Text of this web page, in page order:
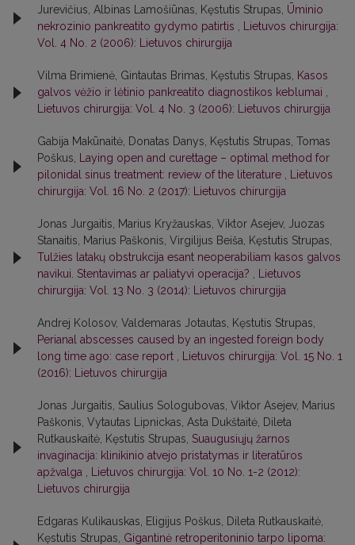
Jurevičius, Albinas Lamošiūnas, Kęstutis Strupas, Ūminio
nekrozinio pankreatito gydymo patirtis
Lietuvos chirurgija:
Vol. 4 No. 2 (2006): Lietuvos chirurgija
Vilma Brimienė, Gintautas Brimas, Kęstutis Strupas,
Kasos
galvos vėžio ir lėtinio pankreatito diagnostikos keblumai
Lietuvos chirurgija: Vol. 4 No. 3 (2006): Lietuvos chirurgija
Gabija Makūnaitė, Donatas Danys, Kęstutis Strupas, Tomas
Poškus,
Laying open and curettage – optimal method for
pilonidal sinus treatment: review of the literature
Lietuvos
chirurgija: Vol. 16 No. 2 (2017): Lietuvos chirurgija
Jonas Jurgaitis, Marius Kryžauskas, Viktor Asejev, Juozas
Stanaitis, Marius Paškonis, Virgilijus Beiša, Kęstutis Strupas,
Tulžies latakų obstrukcija esant neoperabiliam kasos galvos
navikui. Stentavimas ar paliatyvi operacija?
Lietuvos
chirurgija: Vol. 13 No. 3 (2014): Lietuvos chirurgija
Andrej Kolosov, Valdemaras Jotautas, Kęstutis Strupas,
Perianal abscesses caused by an ingested foreign body
long time ago: case report
Lietuvos chirurgija: Vol. 15 No. 1
(2016): Lietuvos chirurgija
Jonas Jurgaitis, Saulius Sologubovas, Viktor Asejev, Marius
Paškonis, Vytautas Lipnickas, Asta Dukštaitė, Dileta
Rutkauskaitė, Kęstutis Strupas, Suaugusiųjų žarnos
invaginacija: klinikinio atvejo pristatymas ir literatūros
apžvalga
Lietuvos chirurgija: Vol. 10 No. 1-2 (2012):
Lietuvos chirurgija
Edgaras Kulikauskas, Eligijus Poškus, Dileta Rutkauskaitė,
Kęstutis Strupas, Gigantinė retroperitoninio tarpo lipoma: